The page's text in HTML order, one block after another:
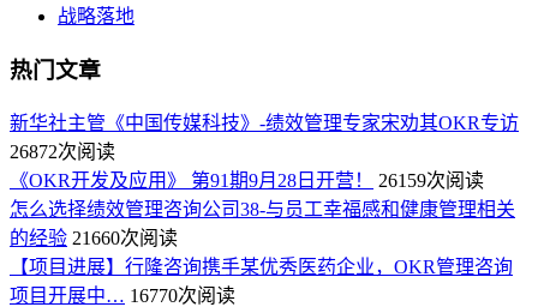
战略落地
热门文章
新华社主管《中国传媒科技》-绩效管理专家宋劝其OKR专访
26872次阅读
《OKR开发及应用》 第91期9月28日开营！
26159次阅读
怎么选择绩效管理咨询公司38-与员工幸福感和健康管理相关
的经验 21660次阅读
【项目进展】行隆咨询携手某优秀医药企业，OKR管理咨询
项目开展中… 16770次阅读